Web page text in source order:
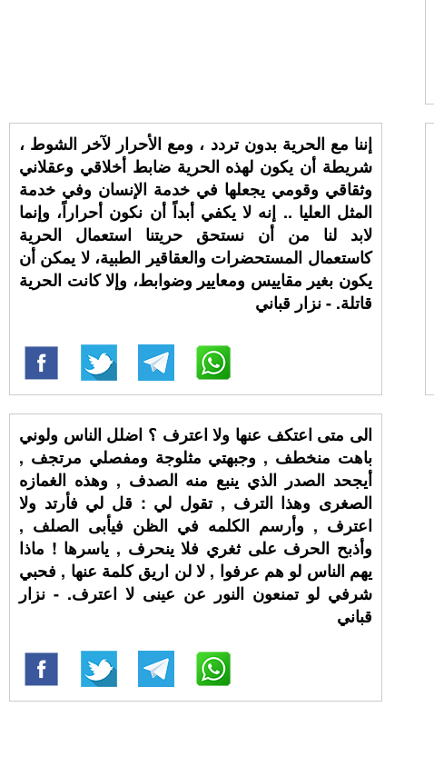
إننا مع الحرية بدون تردد ، ومع الأحرار لآخر الشوط ،
شريطة أن يكون لهذه الحرية ضابط أخلاقي وعقلاني
وثقاقي وقومي يجعلها في خدمة الإنسان وفي خدمة
المثل العليا .. إنه لا يكفي أبداً أن نكون أحراراً، وإنما
لابد لنا من أن نستحق حريتنا استعمال الحرية
كاستعمال المستحضرات والعقاقير الطبية، لا يمكن أن
يكون بغير مقاييس ومعايير وضوابط، وإلا كانت الحرية
قاتلة. - نزار قباني
الى متى اعتكف عنها ولا اعترف ؟ اضلل الناس ولوني
باهت منخطف , وجبهتي مثلوجة ومفصلي مرتجف ,
أيجحد الصدر الذي ينبع منه الصدف , وهذه الغمازه
الصغرى وهذا الترف , تقول لي : قل لي فأرتد ولا
اعترف , وأرسم الكلمه في الظن فيأبى الصلف ,
وأذبح الحرف على ثغري فلا ينحرف , ياسرها ! ماذا
يهم الناس لو هم عرفوا , لا لن اريق كلمة عنها , فحبي
شرفي لو تمنعون النور عن عينى لا اعترف. - نزار
قباني